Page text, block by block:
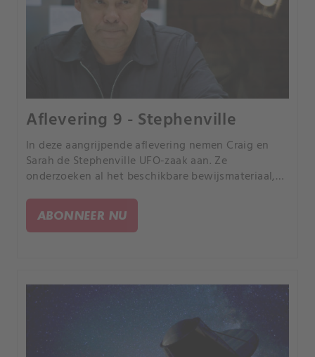
Aflevering 9 - Stephenville
In deze aangrijpende aflevering nemen Craig en
Sarah de Stephenville UFO-zaak aan. Ze
onderzoeken al het beschikbare bewijsmateriaal,
ondervragen experts voordat ze een definitief
oordeel vellen.
ABONNEER NU